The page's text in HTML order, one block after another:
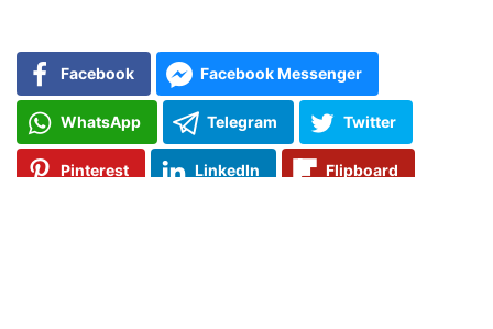
Facebook Facebook Messenger
WhatsApp Telegram Twitter
Pinterest LinkedIn Flipboard